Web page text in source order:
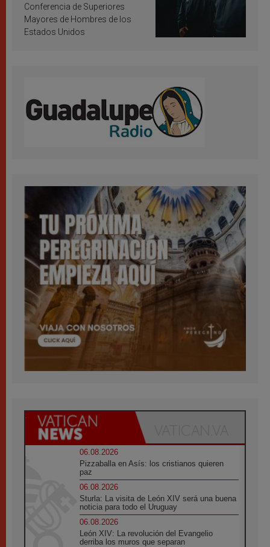
Conferencia de Superiores
Mayores de Hombres de los
Estados Unidos
06.08.2026
Pizzaballa en Asís: los cristianos quieren
paz
06.08.2026
Sturla: La visita de León XIV será una buena
noticia para todo el Uruguay
06.08.2026
León XIV: La revolución del Evangelio
derriba los muros que separan